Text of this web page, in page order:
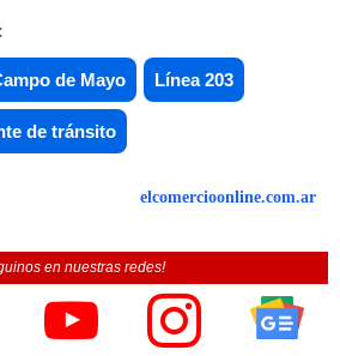
de Mayo Línea 203
de tránsito
elcomercioonline.com.ar
en nuestras redes!